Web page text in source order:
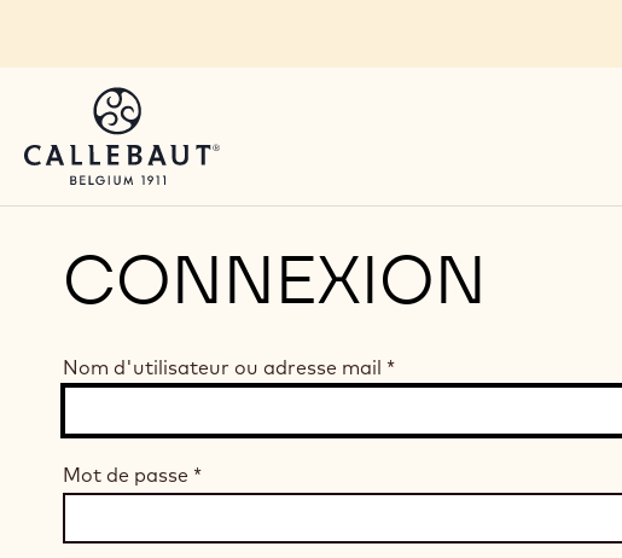
CONNEXION
Nom d'utilisateur ou adresse mail *
Mot de passe *